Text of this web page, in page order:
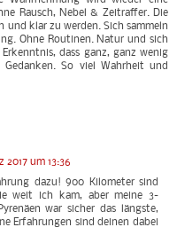
Rausch, Nebel & Zeitraffer. Die
und klar zu werden. Sich sammeln
Ohne Routinen. Natur und sich
dass ganz, ganz wenig
So viel Wahrheit und
2017 um 13:36
dazu! 900 Kilometer sind
weit ich kam, aber meine 3-
war sicher das längste,
Erfahrungen sind deinen dabei